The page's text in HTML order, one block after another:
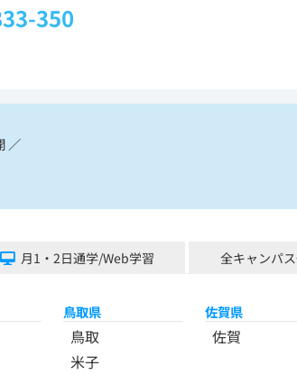
350
／
月1・2日通学/Web学習 全キャンパ
鳥取県
鳥取
米子
佐賀県
佐賀